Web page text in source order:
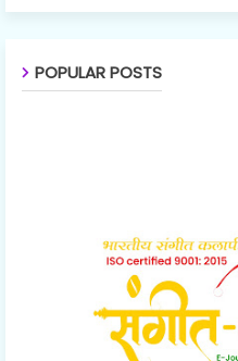
POPULAR POSTS